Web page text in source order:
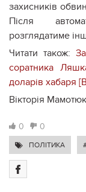
захисників
Після
розглядатиме
Читати також:
соратника
доларів хабаря
Вікторія Мамотюк
0 0
ПОЛІТИКА